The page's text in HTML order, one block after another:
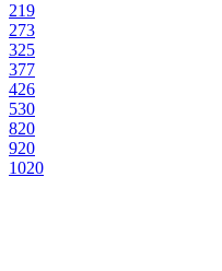
219
273
325
377
426
530
820
920
1020